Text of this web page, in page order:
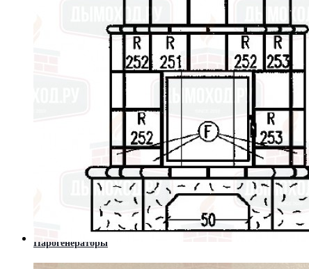
Кровельные элементы
Сетки для камней
Печи-камины
Отопительно-варочные печи
Облицовки каминные
Современные камины (Hi-Tech)
Порталы из мрамора
Твердотопливные котлы
Котлы длительного горения
Парогенераторы